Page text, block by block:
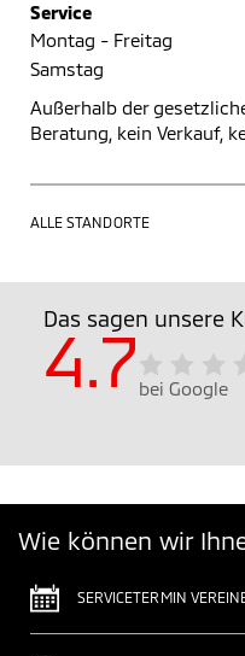
Service
Montag - Freitag
Samstag
Außerhalb der
Beratung, kein Verkauf,
ALLE STANDORTE
Das sagen unsere
4.7 bei Google
Wie können wir
SERVICETERMIN